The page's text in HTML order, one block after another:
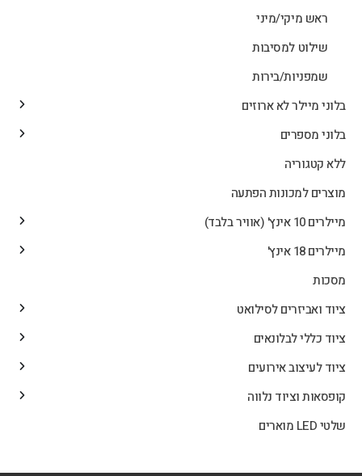
ראש מיקי/מיני
שילוט למסיבות
שמפניות/בירות
בלוני מיילר לא ארוזים
בלוני מספרים
ללא קטגוריה
מוצרים למכונות הפתעה
מיילרים 10 אינץ' (אוויר בלבד)
מיילרים 18 אינץ'
מסכות
ציוד ואביזרים לסילואט
ציוד כללי לבלונאים
ציוד לעיצוב אירועים
קופסאות וציוד נלווה
שלטי LED מוארים